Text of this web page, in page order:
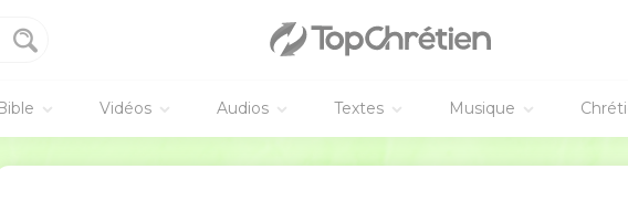
Vidéos Audios Textes Musique